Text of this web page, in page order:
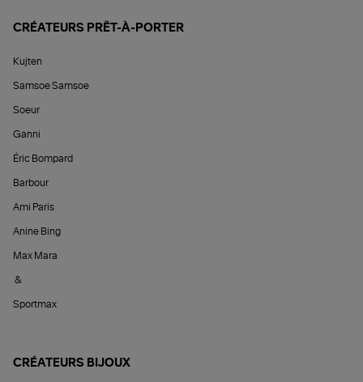
CRÉATEURS PRÊT-À-PORTER
Kujten
Samsoe Samsoe
Soeur
Ganni
Éric Bompard
Barbour
Ami Paris
Anine Bing
Max Mara
&
Sportmax
CRÉATEURS BIJOUX